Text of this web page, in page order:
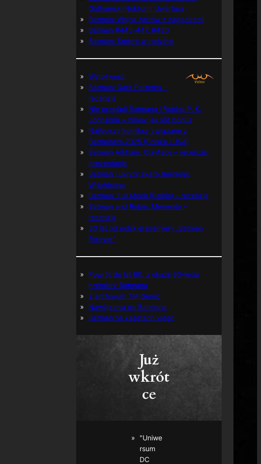
Gothamski Nokturn: Uwertura
Batman: Wojna żartów z zagadkami
Batman #445-447, #480
Batman: Śmierć w rodzinie
Wątpliwość
Batman: Dark Patterns –
recenzja
Nie prześpij Batmana i Robina P. K.
Johnsona + zimny jak lód bonus
Najlepsze komiksy związane z
Batmanem 2025 (Polska i USA)
Batman Arkham: Clayface – recenzja,
prezentacja
Batman i ukryty skarb Berniego
Wrightsona
Batman: Full Moon (Pełnia) – recenzja
Batman and Robin: Memento –
recenzja
30 lat od polskiej premiery „Batman
Forever”
Powrót do lat 60. z okazji 60-lecia
premiery Batmana
Z archiwum TM-Semic
Nawiązania do Batmana
Batman na kasetach video
Już
wkrót
ce
"Uniwe
rsum
DC